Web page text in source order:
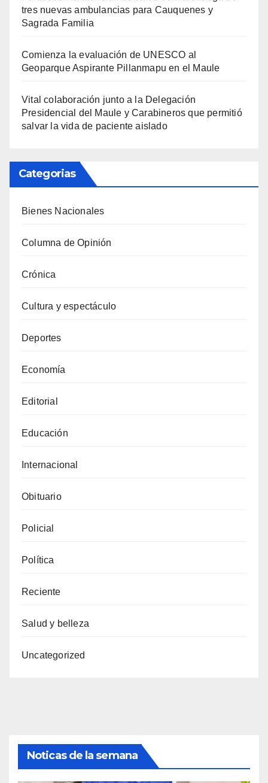
tres nuevas ambulancias para Cauquenes y
Sagrada Familia
Comienza la evaluación de UNESCO al
Geoparque Aspirante Pillanmapu en el Maule
Vital colaboración junto a la Delegación
Presidencial del Maule y Carabineros que permitió
salvar la vida de paciente aislado
Categorias
Bienes Nacionales
Columna de Opinión
Crónica
Cultura y espectáculo
Deportes
Economía
Editorial
Educación
Internacional
Obituario
Policial
Política
Reciente
Salud y belleza
Uncategorized
Noticas de la semana